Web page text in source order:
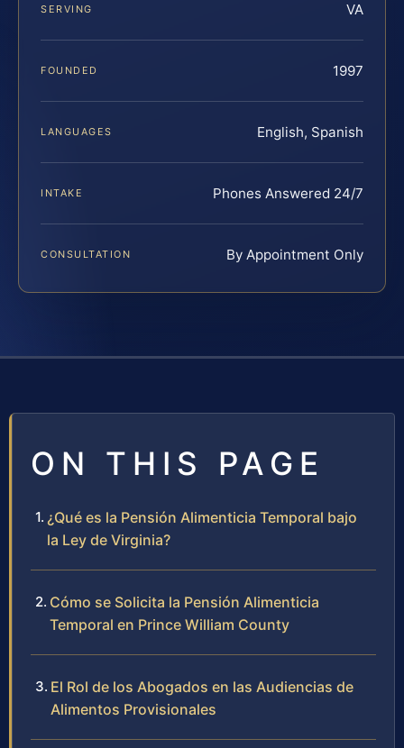
SERVING VA
FOUNDED 1997
LANGUAGES English, Spanish
INTAKE Phones Answered 24/7
CONSULTATION By Appointment Only
ON THIS PAGE
¿Qué es la Pensión Alimenticia Temporal bajo
la Ley de Virginia?
Cómo se Solicita la Pensión Alimenticia
Temporal en Prince William County
El Rol de los Abogados en las Audiencias de
Alimentos Provisionales